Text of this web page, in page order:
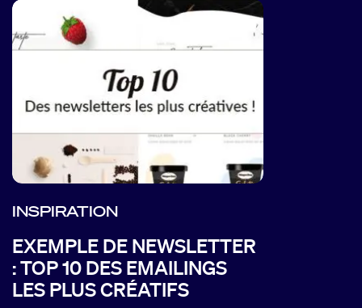
INSPIRATION
EXEMPLE DE NEWSLETTER
: TOP 10 DES EMAILINGS
LES PLUS CRÉATIFS